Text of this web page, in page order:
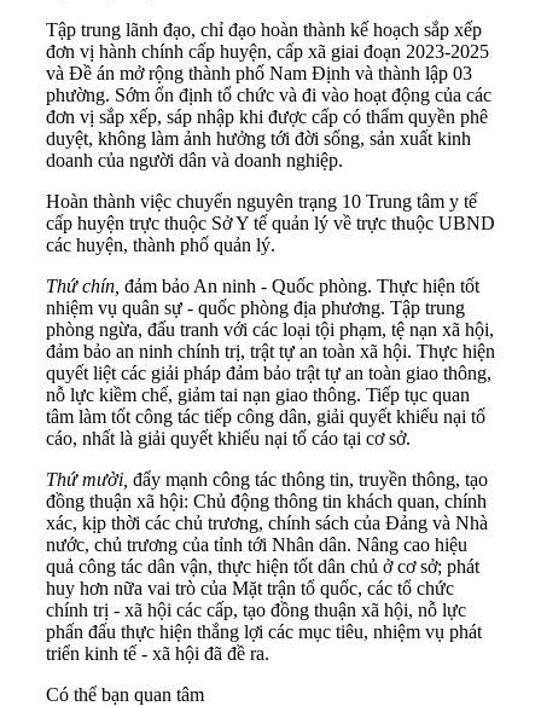
Tập trung lãnh đạo, chỉ đạo hoàn thành kế hoạch sắp xếp
đơn vị hành chính cấp huyện, cấp xã giai đoạn 2023-2025
và Đề án mở rộng thành phố Nam Định và thành lập 03
phường. Sớm ổn định tổ chức và đi vào hoạt động của các
đơn vị sắp xếp, sáp nhập khi được cấp có thẩm quyền phê
duyệt, không làm ảnh hưởng tới đời sống, sản xuất kinh
doanh của người dân và doanh nghiệp.
Hoàn thành việc chuyển nguyên trạng 10 Trung tâm y tế
cấp huyện trực thuộc Sở Y tế quản lý về trực thuộc UBND
các huyện, thành phố quản lý.
Thứ chín, đảm bảo An ninh - Quốc phòng. Thực hiện tốt
nhiệm vụ quân sự - quốc phòng địa phương. Tập trung
phòng ngừa, đấu tranh với các loại tội phạm, tệ nạn xã hội,
đảm bảo an ninh chính trị, trật tự an toàn xã hội. Thực hiện
quyết liệt các giải pháp đảm bảo trật tự an toàn giao thông,
nỗ lực kiềm chế, giảm tai nạn giao thông. Tiếp tục quan
tâm làm tốt công tác tiếp công dân, giải quyết khiếu nại tố
cáo, nhất là giải quyết khiếu nại tố cáo tại cơ sở.
Thứ mười, đẩy mạnh công tác thông tin, truyền thông, tạo
đồng thuận xã hội: Chủ động thông tin khách quan, chính
xác, kịp thời các chủ trương, chính sách của Đảng và Nhà
nước, chủ trương của tỉnh tới Nhân dân. Nâng cao hiệu
quả công tác dân vận, thực hiện tốt dân chủ ở cơ sở; phát
huy hơn nữa vai trò của Mặt trận tổ quốc, các tổ chức
chính trị - xã hội các cấp, tạo đồng thuận xã hội, nỗ lực
phấn đấu thực hiện thắng lợi các mục tiêu, nhiệm vụ phát
triển kinh tế - xã hội đã đề ra.
Có thể bạn quan tâm